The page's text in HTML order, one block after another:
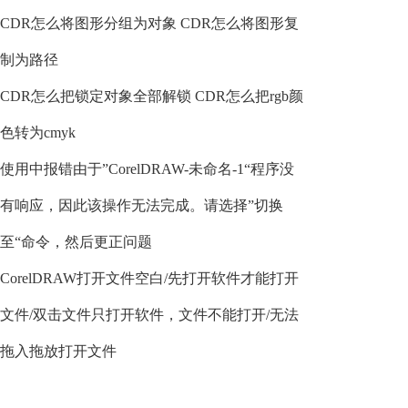
CDR怎么将图形分组为对象 CDR怎么将图形复
制为路径
CDR怎么把锁定对象全部解锁 CDR怎么把rgb颜
色转为cmyk
使用中报错由于”CorelDRAW-未命名-1“程序没
有响应，因此该操作无法完成。请选择”切换
至“命令，然后更正问题
CorelDRAW打开文件空白/先打开软件才能打开
文件/双击文件只打开软件，文件不能打开/无法
拖入拖放打开文件